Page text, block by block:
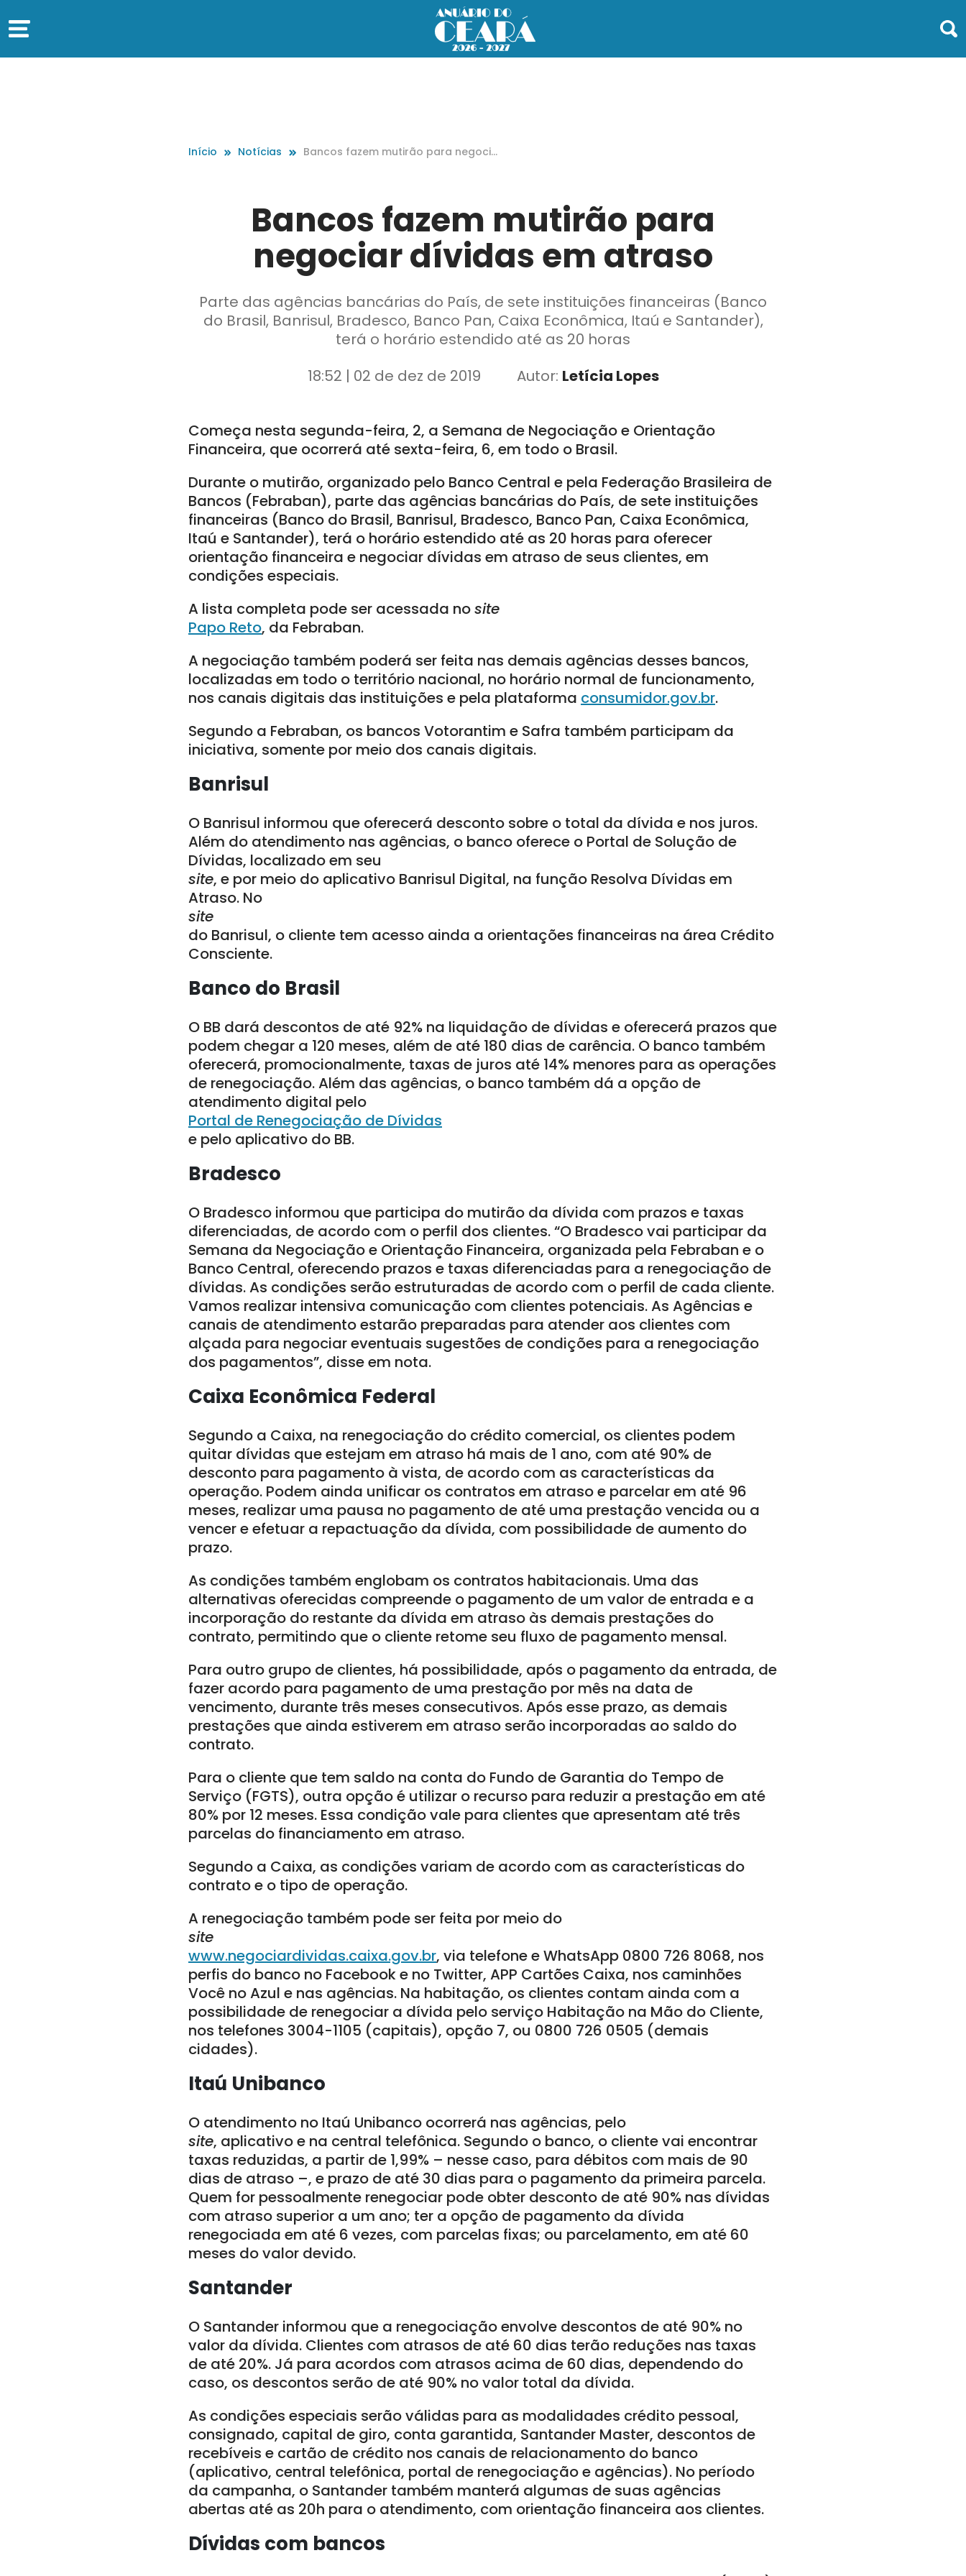
Início Notícias
Bancos fazem mutirão para negocia
Bancos fazem mutirão para
negociar dívidas em atraso
Parte das agências bancárias do País, de sete instituições financeiras (Banco
do Brasil, Banrisul, Bradesco, Banco Pan, Caixa Econômica, Itaú e Santander),
terá o horário estendido até as 20 horas
18:52 | 02 de dez de 2019
Autor: Letícia Lopes
Começa nesta segunda-feira, 2, a Semana de Negociação e Orientação
Financeira, que ocorrerá até sexta-feira, 6, em todo o Brasil.
Durante o mutirão, organizado pelo Banco Central e pela Federação Brasileira de
Bancos (Febraban), parte das agências bancárias do País, de sete instituições
financeiras (Banco do Brasil, Banrisul, Bradesco, Banco Pan, Caixa Econômica,
Itaú e Santander), terá o horário estendido até as 20 horas para oferecer
orientação financeira e negociar dívidas em atraso de seus clientes, em
condições especiais.
A lista completa pode ser acessada nosite
Papo Reto, da Febraban.
A negociação também poderá ser feita nas demais agências desses bancos,
localizadas em todo o território nacional, no horário normal de funcionamento,
nos canais digitais das instituições e pela plataforma consumidor.gov.br.
Segundo a Febraban, os bancos Votorantim e Safra também participam da
iniciativa, somente por meio dos canais digitais.
Banrisul
O Banrisul informou que oferecerá desconto sobre o total da dívida e nos juros.
Além do atendimento nas agências, o banco oferece o Portal de Solução de
Dívidas, localizado em seu
site, e por meio do aplicativo Banrisul Digital, na função Resolva Dívidas em
Atraso. No
site
do Banrisul, o cliente tem acesso ainda a orientações financeiras na área Crédito
Consciente.
Banco do Brasil
O BB dará descontos de até 92% na liquidação de dívidas e oferecerá prazos que
podem chegar a 120 meses, além de até 180 dias de carência. O banco também
oferecerá, promocionalmente, taxas de juros até 14% menores para as operações
de renegociação. Além das agências, o banco também dá a opção de
atendimento digital pelo
Portal de Renegociação de Dívidas
e pelo aplicativo do BB.
Bradesco
O Bradesco informou que participa do mutirão da dívida com prazos e taxas
diferenciadas, de acordo com o perfil dos clientes. “O Bradesco vai participar da
Semana da Negociação e Orientação Financeira, organizada pela Febraban e o
Banco Central, oferecendo prazos e taxas diferenciadas para a renegociação de
dívidas. As condições serão estruturadas de acordo com o perfil de cada cliente.
Vamos realizar intensiva comunicação com clientes potenciais. As Agências e
canais de atendimento estarão preparadas para atender aos clientes com
alçada para negociar eventuais sugestões de condições para a renegociação
dos pagamentos”, disse em nota.
Caixa Econômica Federal
Segundo a Caixa, na renegociação do crédito comercial, os clientes podem
quitar dívidas que estejam em atraso há mais de 1 ano, com até 90% de
desconto para pagamento à vista, de acordo com as características da
operação. Podem ainda unificar os contratos em atraso e parcelar em até 96
meses, realizar uma pausa no pagamento de até uma prestação vencida ou a
vencer e efetuar a repactuação da dívida, com possibilidade de aumento do
prazo.
As condições também englobam os contratos habitacionais. Uma das
alternativas oferecidas compreende o pagamento de um valor de entrada e a
incorporação do restante da dívida em atraso às demais prestações do
contrato, permitindo que o cliente retome seu fluxo de pagamento mensal.
Para outro grupo de clientes, há possibilidade, após o pagamento da entrada, de
fazer acordo para pagamento de uma prestação por mês na data de
vencimento, durante três meses consecutivos. Após esse prazo, as demais
prestações que ainda estiverem em atraso serão incorporadas ao saldo do
contrato.
Para o cliente que tem saldo na conta do Fundo de Garantia do Tempo de
Serviço (FGTS), outra opção é utilizar o recurso para reduzir a prestação em até
80% por 12 meses. Essa condição vale para clientes que apresentam até três
parcelas do financiamento em atraso.
Segundo a Caixa, as condições variam de acordo com as características do
contrato e o tipo de operação.
A renegociação também pode ser feita por meio do
site
www.negociardividas.caixa.gov.br, via telefone e WhatsApp 0800 726 8068, nos
perfis do banco no Facebook e no Twitter, APP Cartões Caixa, nos caminhões
Você no Azul e nas agências. Na habitação, os clientes contam ainda com a
possibilidade de renegociar a dívida pelo serviço Habitação na Mão do Cliente,
nos telefones 3004-1105 (capitais), opção 7, ou 0800 726 0505 (demais
cidades).
Itaú Unibanco
O atendimento no Itaú Unibanco ocorrerá nas agências, pelo
site, aplicativo e na central telefônica. Segundo o banco, o cliente vai encontrar
taxas reduzidas, a partir de 1,99% – nesse caso, para débitos com mais de 90
dias de atraso –, e prazo de até 30 dias para o pagamento da primeira parcela.
Quem for pessoalmente renegociar pode obter desconto de até 90% nas dívidas
com atraso superior a um ano; ter a opção de pagamento da dívida
renegociada em até 6 vezes, com parcelas fixas; ou parcelamento, em até 60
meses do valor devido.
Santander
O Santander informou que a renegociação envolve descontos de até 90% no
valor da dívida. Clientes com atrasos de até 60 dias terão reduções nas taxas
de até 20%. Já para acordos com atrasos acima de 60 dias, dependendo do
caso, os descontos serão de até 90% no valor total da dívida.
As condições especiais serão válidas para as modalidades crédito pessoal,
consignado, capital de giro, conta garantida, Santander Master, descontos de
recebíveis e cartão de crédito nos canais de relacionamento do banco
(aplicativo, central telefônica, portal de renegociação e agências). No período
da campanha, o Santander também manterá algumas de suas agências
abertas até as 20h para o atendimento, com orientação financeira aos clientes.
Dívidas com bancos